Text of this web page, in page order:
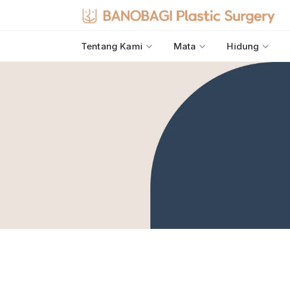
Tentang Kami Mata Hidung